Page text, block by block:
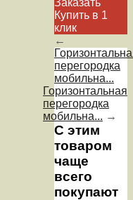
Купить в 1
клик
←
перегородка
мобильна...
Горизонтальная
перегородка
мобильна... →
С этим
товаром
чаще
всего
покупают